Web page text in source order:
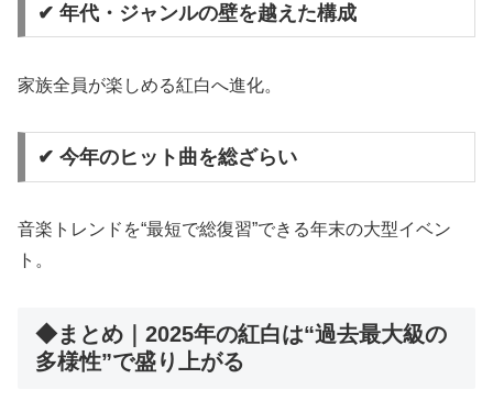
✔ 年代・ジャンルの壁を越えた構成
家族全員が楽しめる紅白へ進化。
✔ 今年のヒット曲を総ざらい
音楽トレンドを“最短で総復習”できる年末の大型イベン
ト。
◆まとめ｜2025年の紅白は“過去最大級の
多様性”で盛り上がる